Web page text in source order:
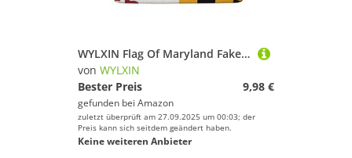
WYLXIN Flag Of Maryland Fake Hanf Make-up Tasche Umweltfreundlich und langlebig, einfaches Design, einfach Ihre Beauty-Essentials zu verstauen, Schwarz, Einheitsgröße
von WYLXIN
Bester Preis
9,98 €
gefunden bei Amazon
zuletzt überprüft am 27.09.2025 um 00:03; der
Preis kann sich seitdem geändert haben.
Keine weiteren Anbieter